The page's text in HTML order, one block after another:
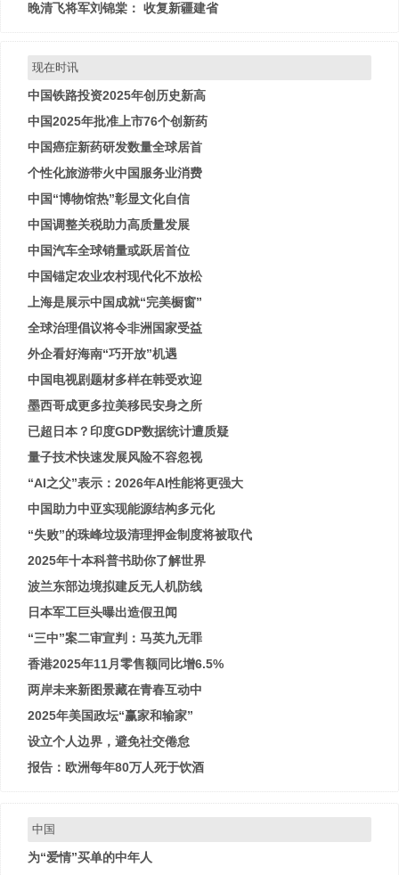
晚清飞将军刘锦棠： 收复新疆建省
现在时讯
中国铁路投资2025年创历史新高
中国2025年批准上市76个创新药
中国癌症新药研发数量全球居首
个性化旅游带火中国服务业消费
中国“博物馆热”彰显文化自信
中国调整关税助力高质量发展
中国汽车全球销量或跃居首位
中国锚定农业农村现代化不放松
上海是展示中国成就“完美橱窗”
全球治理倡议将令非洲国家受益
外企看好海南“巧开放”机遇
中国电视剧题材多样在韩受欢迎
墨西哥成更多拉美移民安身之所
已超日本？印度GDP数据统计遭质疑
量子技术快速发展风险不容忽视
“AI之父”表示：2026年AI性能将更强大
中国助力中亚实现能源结构多元化
“失败”的珠峰垃圾清理押金制度将被取代
2025年十本科普书助你了解世界
波兰东部边境拟建反无人机防线
日本军工巨头曝出造假丑闻
“三中”案二审宣判：马英九无罪
香港2025年11月零售额同比增6.5%
两岸未来新图景藏在青春互动中
2025年美国政坛“赢家和输家”
设立个人边界，避免社交倦怠
报告：欧洲每年80万人死于饮酒
中国
为“爱情”买单的中年人